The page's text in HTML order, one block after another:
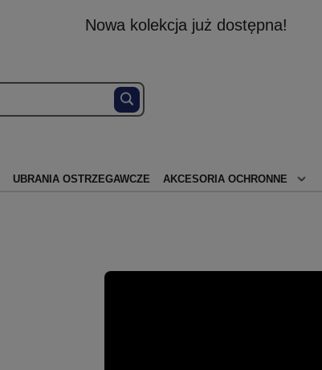
Nowa kolekcja już dostępna!
UBRANIA OSTRZEGAWCZE AKCESORIA OCHRONNE